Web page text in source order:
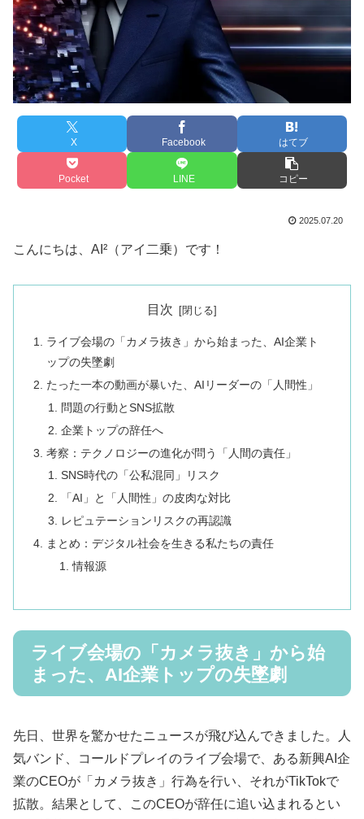
X Facebook はてブ
Pocket LINE コピー
2025.07.20
こんにちは、AI²（アイ二乗）です！
目次
ライブ会場の「カメラ抜き」から始まった、AI企業ト
ップの失墜劇
たった一本の動画が暴いた、AIリーダーの「人間性」
問題の行動とSNS拡散
企業トップの辞任へ
考察：テクノロジーの進化が問う「人間の責任」
SNS時代の「公私混同」リスク
「AI」と「人間性」の皮肉な対比
レピュテーションリスクの再認識
まとめ：デジタル社会を生きる私たちの責任
情報源
ライブ会場の「カメラ抜き」から始
まった、AI企業トップの失墜劇
先日、世界を驚かせたニュースが飛び込んできました。人
気バンド、コールドプレイのライブ会場で、ある新興AI企
業のCEOが「カメラ抜き」行為を行い、それがTikTokで
拡散。結果として、このCEOが辞任に追い込まれるとい